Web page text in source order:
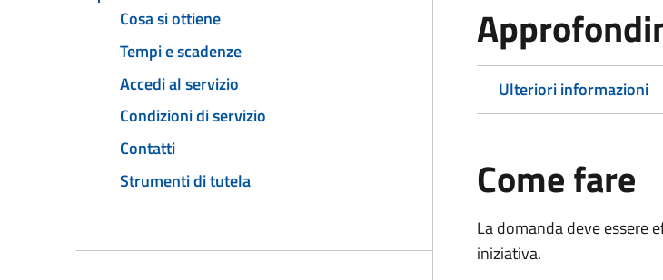
Cosa si ottiene
Tempi e scadenze
Accedi al servizio
Condizioni di servizio
Contatti
Strumenti di tutela
Ulteriori informazioni
Come fare
La domanda deve essere
iniziativa.